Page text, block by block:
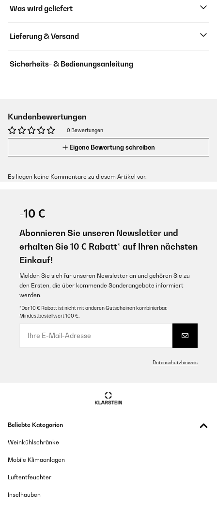
Was wird geliefert
Lieferung & Versand
Sicherheits- & Bedienungsanleitung
Kundenbewertungen
0 Bewertungen
Eigene Bewertung schreiben
Es liegen keine Kommentare zu diesem Artikel vor.
-10 €
Abonnieren Sie unseren Newsletter und
erhalten Sie 10 € Rabatt* auf Ihren nächsten
Einkauf!
Melden Sie sich für unseren Newsletter an und gehören Sie zu
den Ersten, die über kommende Sonderangebote informiert
werden.
*Der 10 € Rabatt ist nicht mit anderen Gutscheinen kombinierbar.
Mindestbestellwert 100 €.
Datenschutzhinweis
Beliebte Kategorien
Weinkühlschränke
Mobile Klimaanlagen
Luftentfeuchter
Inselhauben